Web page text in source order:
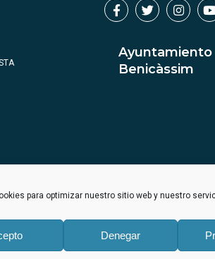
para optimizar nuestro sitio web y nuestro
Denegar
Ayuntamiento
Benicàssim